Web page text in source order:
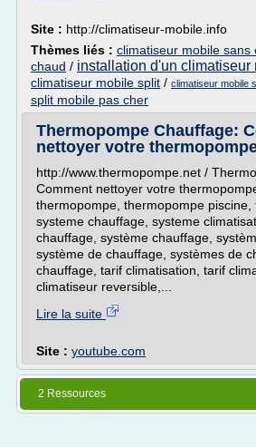
Site : http://climatiseur-mobile.info
Thèmes liés : climatiseur mobile sans
chaud / installation d'un climatiseur
climatiseur mobile split / climatiseur mobile
split mobile pas cher
Thermopompe Chauffage:
nettoyer votre
http://www.thermopompe.net /
Comment nettoyer votre
thermopompe, thermopompe piscine,
systeme chauffage, systeme
chauffage, système chauffage,
système de chauffage, systèmes de
chauffage, tarif climatisation, tarif
climatiseur reversible,...
Lire la suite
Site : youtube.com
2 Ressources